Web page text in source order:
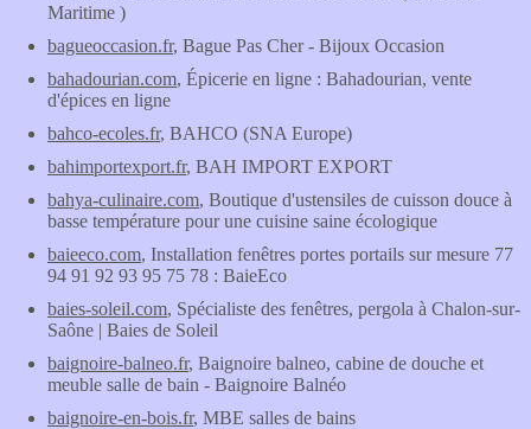
Maritime )
bagueoccasion.fr, Bague Pas Cher - Bijoux Occasion
bahadourian.com, Épicerie en ligne : Bahadourian, vente
d'épices en ligne
bahco-ecoles.fr, BAHCO (SNA Europe)
bahimportexport.fr, BAH IMPORT EXPORT
bahya-culinaire.com, Boutique d'ustensiles de cuisson douce à
basse température pour une cuisine saine écologique
baieeco.com, Installation fenêtres portes portails sur mesure 77
94 91 92 93 95 75 78 : BaieEco
baies-soleil.com, Spécialiste des fenêtres, pergola à Chalon-sur-
Saône | Baies de Soleil
baignoire-balneo.fr, Baignoire balneo, cabine de douche et
meuble salle de bain - Baignoire Balnéo
baignoire-en-bois.fr, MBE salles de bains